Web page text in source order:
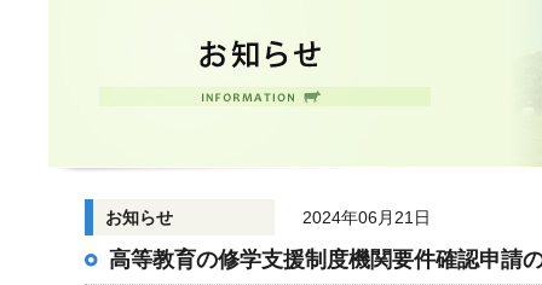
お知らせ 2024年06月21日
高等教育の修学支援制度機関要件確認申請